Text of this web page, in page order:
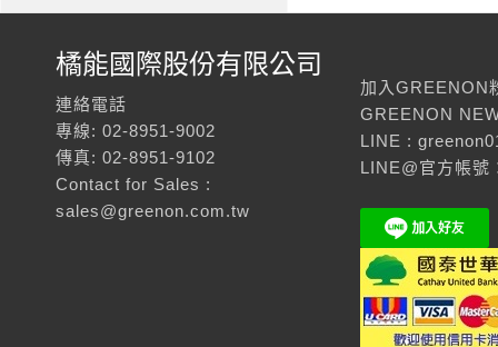
橘能國際股份有限公司
連絡電話
專線: 02-8951-9002
傳真: 02-8951-9102
Contact for Sales :
sales@greenon.com.tw
加入GREENON
GREENON
LINE :
LINE@官方帳號